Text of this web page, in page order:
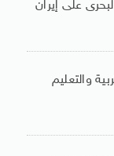
على إيران
والتعليم